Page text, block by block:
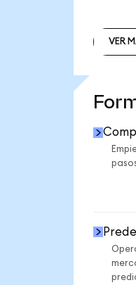
VER